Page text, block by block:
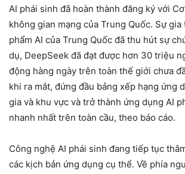
AI phái sinh đã hoàn thành đăng ký với
không gian mạng của Trung Quốc. Sự gia
phẩm AI của Trung Quốc đã thu hút sự
dụ, DeepSeek đã đạt được hơn 30 triệu
động hàng ngày trên toàn thế giới chưa
khi ra mắt, đứng đầu bảng xếp hạng ứng
gia và khu vực và trở thành ứng dụng AI
nhanh nhất trên toàn cầu, theo báo cáo.
Công nghệ AI phái sinh đang tiếp tục
các kịch bản ứng dụng cụ thể. Về phía